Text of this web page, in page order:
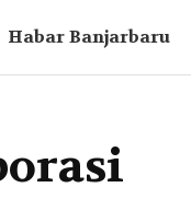
Habar Banjarbaru